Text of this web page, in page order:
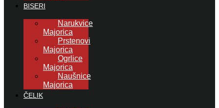
BISERI
Narukvice
Majorica
Prstenovi
Majorica
Ogrlice
Majorica
Naušnice
Majorica
ČELIK